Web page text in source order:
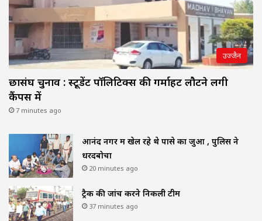
उज्जैन
छात्रसंघ चुनाव : स्टूडेंट पॉलिटिक्स की गर्माहट लौटने लगी
कैंपस में
7 minutes ago
आनंद नगर में खेल रहे थे पासे का जुआ , पुलिस ने
धरदबोचा
20 minutes ago
ट्रैक की जांच करने निकली टीम
37 minutes ago